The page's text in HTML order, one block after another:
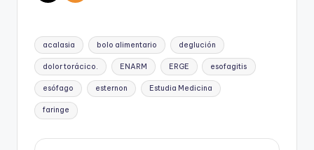
Etiquetas:
acalasia bolo alimentario deglución
dolor torácico. ENARM ERGE esofagitis
esófago esternon Estudia Medicina
faringe